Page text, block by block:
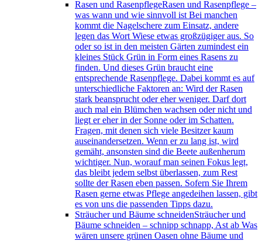
Rasen und RasenpflegeRasen und Rasenpflege –
was wann und wie sinnvoll ist Bei manchen
kommt die Nagelschere zum Einsatz, andere
legen das Wort Wiese etwas großzügiger aus. So
oder so ist in den meisten Gärten zumindest ein
kleines Stück Grün in Form eines Rasens zu
finden. Und dieses Grün braucht eine
entsprechende Rasenpflege. Dabei kommt es auf
unterschiedliche Faktoren an: Wird der Rasen
stark beansprucht oder eher weniger. Darf dort
auch mal ein Blümchen wachsen oder nicht und
liegt er eher in der Sonne oder im Schatten.
Fragen, mit denen sich viele Besitzer kaum
auseinandersetzen. Wenn er zu lang ist, wird
gemäht, ansonsten sind die Beete außenherum
wichtiger. Nun, worauf man seinen Fokus legt,
das bleibt jedem selbst überlassen, zum Rest
sollte der Rasen eben passen. Sofern Sie Ihrem
Rasen gerne etwas Pflege angedeihen lassen, gibt
es von uns die passenden Tipps dazu.
Sträucher und Bäume schneidenSträucher und
Bäume schneiden – schnipp schnapp, Ast ab Was
wären unsere grünen Oasen ohne Bäume und